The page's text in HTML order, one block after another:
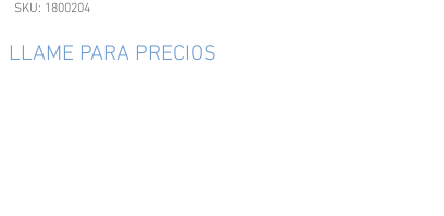
SKU: 1800204
LLAME PARA PRECIOS